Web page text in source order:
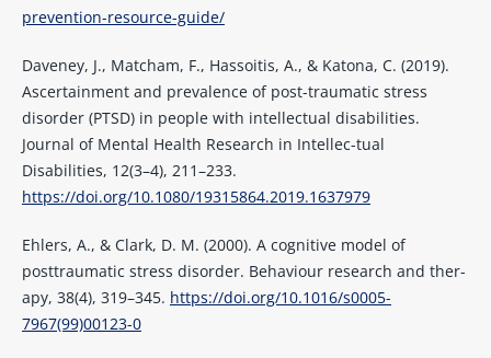
prevention-resource-guide/
Daveney, J., Matcham, F., Hassoitis, A., & Katona, C. (2019).
Ascertainment and prevalence of post-traumatic stress
disorder (PTSD) in people with intellectual disabilities.
Journal of Mental Health Research in Intellec-tual
Disabilities, 12(3–4), 211–233.
https://doi.org/10.1080/19315864.2019.1637979
Ehlers, A., & Clark, D. M. (2000). A cognitive model of
posttraumatic stress disorder. Behaviour research and ther-
apy, 38(4), 319–345. https://doi.org/10.1016/s0005-
7967(99)00123-0